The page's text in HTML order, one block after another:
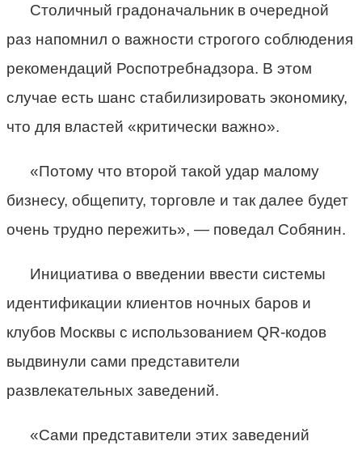
Столичный градоначальник в очередной
раз напомнил о важности строгого соблюдения
рекомендаций Роспотребнадзора. В этом
случае есть шанс стабилизировать экономику,
что для властей «критически важно».
«Потому что второй такой удар малому
бизнесу, общепиту, торговле и так далее будет
очень трудно пережить», — поведал Собянин.
Инициатива о введении ввести системы
идентификации клиентов ночных баров и
клубов Москвы с использованием QR-кодов
выдвинули сами представители
развлекательных заведений.
«Сами представители этих заведений